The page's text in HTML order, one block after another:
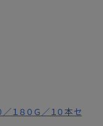
１８０Ｇ／１０本セ